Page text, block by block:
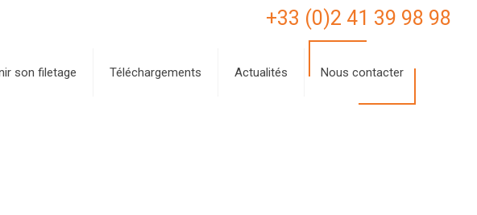
+33 (0)2 41 39 98 98
son filetage Téléchargements Actualités Nous contacter